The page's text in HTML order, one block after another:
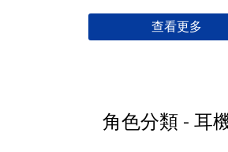
查看更多
角色分類 - 耳